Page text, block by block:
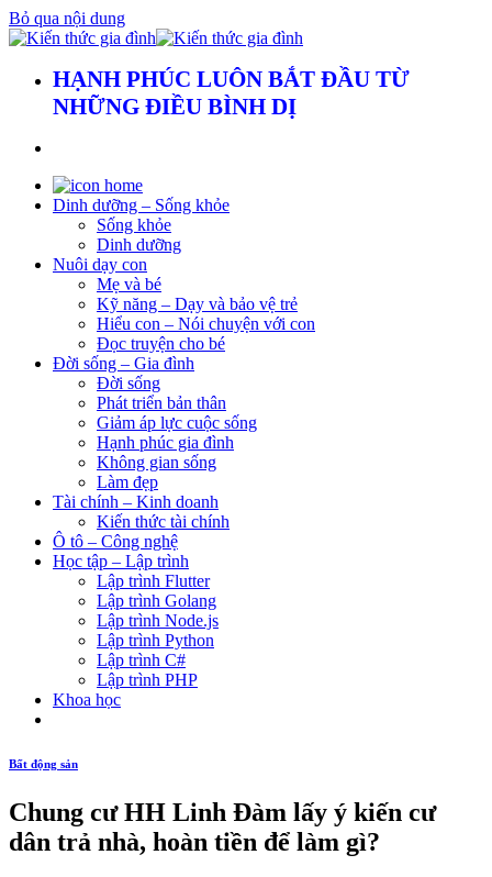
Bỏ qua nội dung
HẠNH PHÚC LUÔN BẮT ĐẦU TỪ
NHỮNG ĐIỀU BÌNH DỊ
Dinh dưỡng – Sống khỏe
Sống khỏe
Dinh dưỡng
Nuôi dạy con
Mẹ và bé
Kỹ năng – Dạy và bảo vệ trẻ
Hiểu con – Nói chuyện với con
Đọc truyện cho bé
Đời sống – Gia đình
Đời sống
Phát triển bản thân
Giảm áp lực cuộc sống
Hạnh phúc gia đình
Không gian sống
Làm đẹp
Tài chính – Kinh doanh
Kiến thức tài chính
Ô tô – Công nghệ
Học tập – Lập trình
Lập trình Flutter
Lập trình Golang
Lập trình Node.js
Lập trình Python
Lập trình C#
Lập trình PHP
Khoa học
Bất động sản
Chung cư HH Linh Đàm lấy ý kiến cư
dân trả nhà, hoàn tiền để làm gì?